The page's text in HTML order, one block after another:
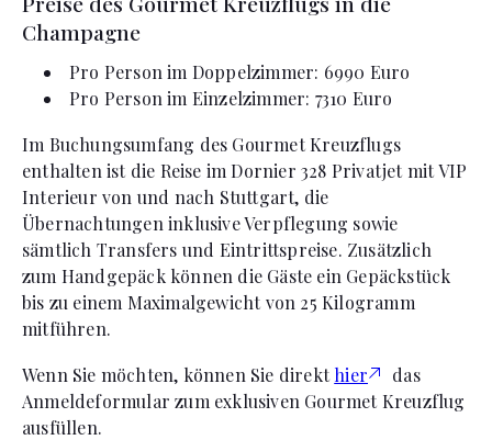
Champagne
Pro Person im Doppelzimmer: 6990 Euro
Pro Person im Einzelzimmer: 7310 Euro
Im Buchungsumfang des Gourmet Kreuzflugs
enthalten ist die Reise im Dornier 328 Privatjet mit VIP
Interieur von und nach Stuttgart, die
Übernachtungen inklusive Verpflegung sowie
sämtlich Transfers und Eintrittspreise. Zusätzlich
zum Handgepäck können die Gäste ein Gepäckstück
bis zu einem Maximalgewicht von 25 Kilogramm
mitführen.
Wenn Sie möchten, können Sie direkthier
das
Anmeldeformular zum exklusiven Gourmet Kreuzflug
ausfüllen.